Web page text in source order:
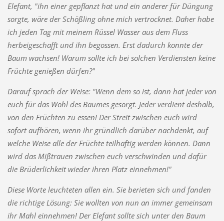
Elefant, "ihn einer gepflanzt hat und ein anderer für Düngung
sorgte, wäre der Schößling ohne mich vertrocknet. Daher habe
ich jeden Tag mit meinem Rüssel Wasser aus dem Fluss
herbeigeschafft und ihn begossen. Erst dadurch konnte der
Baum wachsen! Warum sollte ich bei solchen Verdiensten keine
Früchte genießen dürfen?"
Darauf sprach der Weise: "Wenn dem so ist, dann hat jeder von
euch für das Wohl des Baumes gesorgt. Jeder verdient deshalb,
von den Früchten zu essen! Der Streit zwischen euch wird
sofort aufhören, wenn ihr gründlich darüber nachdenkt, auf
welche Weise alle der Früchte teilhaftig werden können. Dann
wird das Mißtrauen zwischen euch verschwinden und dafür
die Brüderlichkeit wieder ihren Platz einnehmen!"
Diese Worte leuchteten allen ein. Sie berieten sich und fanden
die richtige Lösung: Sie wollten von nun an immer gemeinsam
ihr Mahl einnehmen! Der Elefant sollte sich unter den Baum